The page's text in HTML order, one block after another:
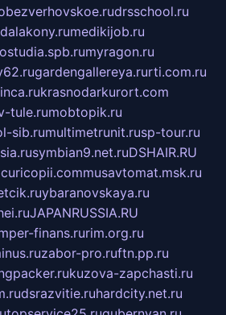
bezverhovskoe.rudrsschool.ru
dalakony.rumedikijob.ru
myragon.ru
gardengallereya.rurti.com.ru
krasnodarkurort.com
tule.rumobtopik.ru
sib.rumultimetrunit.rusp-tour.ru
symbian9.net.ruDSHAIR.RU
musavtomat.msk.ru
ybaranovskaya.ru
JAPANRUSSIA.RU
finans.rurim.org.ru
zabor-pro.ruftn.pp.ru
kuzova-zapchasti.ru
dsrazvitie.ruhardcity.net.ru